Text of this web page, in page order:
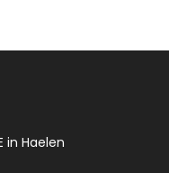
in Haelen